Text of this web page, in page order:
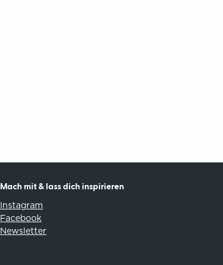
Mach mit & lass dich inspirieren
Instagram
Facebook
Newsletter